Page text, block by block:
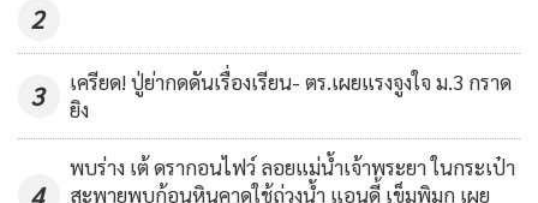
เบื้องต้นเข้าข่ายความผิดในข้อหาร่วมกันข่มขืนใจผู้อื่น ร่วมกัน
กักขังหน่วงเหนี่ยว และเป็นเจ้าพนักงานละเว้นการปฏิบัติหน้าที่
โดยมิชอบ ตามมาตรา 157 โดยนำตัวผู้ก่อเหตุมาสอบปากคำแล้ว
ส่วนอีก 1 คน ยังหลบหนี และตำรวจอยู่ระหว่างขยายผลถึงบุคคล
2
3
เครียด! ปู่ย่ากดดันเรื่องเรียน- ตร.เผยแรงจูงใจ ม.3 กราด
ยิง
4
พบร่าง เต้ ดรากอนไฟว์ ลอยแม่น้ำเจ้าพระยา ในกระเป๋า
สะพายพบก้อนหินคาดใช้ถ่วงน้ำ แอนดี้ เข็มพิมุก เผย